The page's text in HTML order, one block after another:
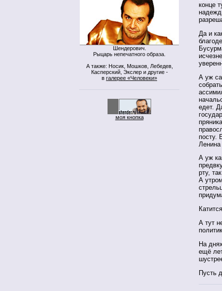
Шендерович.
Рыцарь непечатного образа.
А также: Носик, Мошков, Лебедев,
Касперский, Экслер и другие -
в галерее «Человеки»
моя кнопка
конце
Да и
А уж
едет.
посту.
Ленина
А уж
рту,
А
А тут
На
ещё
Пусть